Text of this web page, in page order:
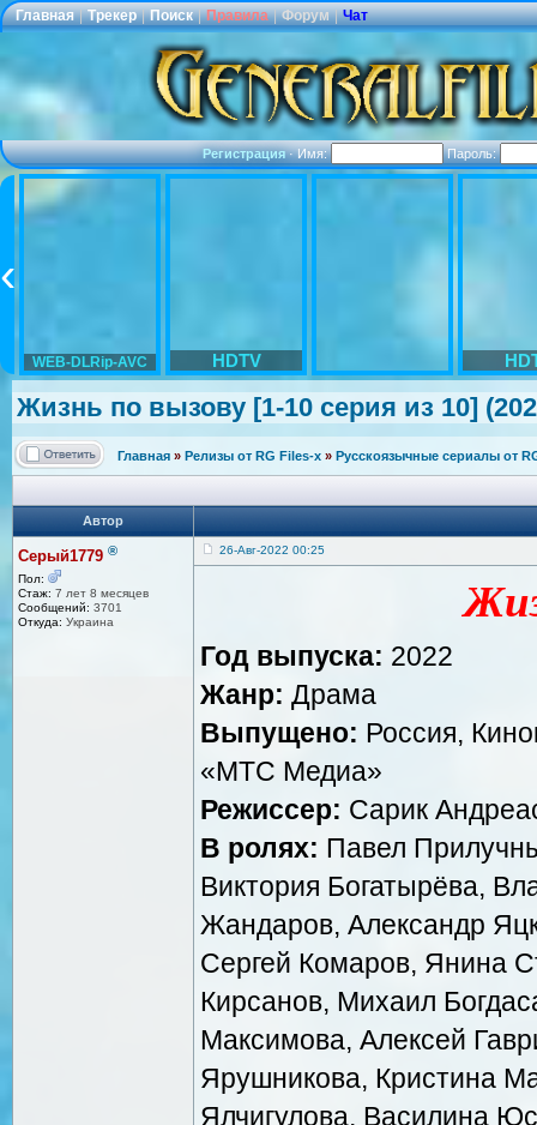
Главная | Трекер | Поиск | Правила | Форум | Чат
Регистрация·Имя: Пароль:
WEB-DLRip-AVC HDTV
Жизнь по вызову [1-10 серия из 10]
Главная » Релизы от RG Files-x » Русскоязычные сериалы от
Автор
Серый1779 ®
Пол:
Стаж: 7 лет 8 месяцев
Сообщений: 3701
Откуда: Украина
26-Авг-2022 00:25
Год выпуска: 2022
Жанр: Драма
Выпущено: Россия,
«МТС Медиа»
Режиссер: Сарик
В ролях: Павел
Виктория Богатырёва,
Жандаров, Александр
Сергей Комаров, Янина
Кирсанов, Михаил
Максимова, Алексей
Ярушникова, Кристина
Ялчигулова, Василина